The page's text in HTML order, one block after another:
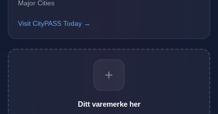
Major Cities
Visit CityPASS Today →
+
Ditt varemerke her